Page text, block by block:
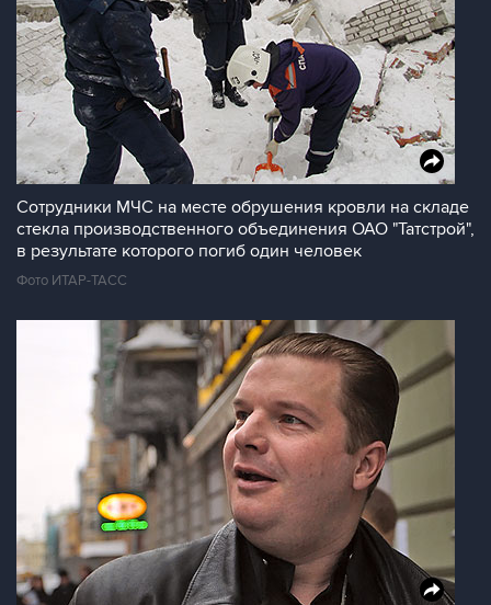
Сотрудники МЧС на месте обрушения кровли на складе
стекла производственного объединения ОАО "Татстрой",
в результате которого погиб один человек
Фото ИТАР-ТАСС